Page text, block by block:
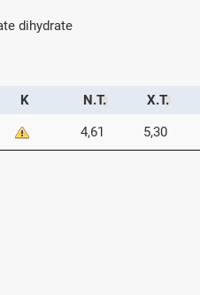
dihydrate
Κ Ν.Τ. Χ.Τ.
4,61 5,30